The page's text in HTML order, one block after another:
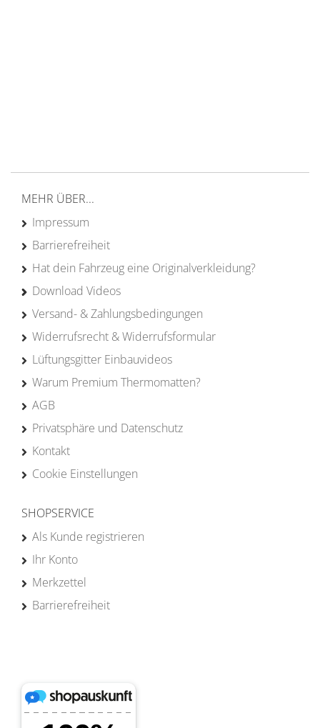
MEHR ÜBER...
Impressum
Barrierefreiheit
Hat dein Fahrzeug eine Originalverkleidung?
Download Videos
Versand- & Zahlungsbedingungen
Widerrufsrecht & Widerrufsformular
Lüftungsgitter Einbauvideos
Warum Premium Thermomatten?
AGB
Privatsphäre und Datenschutz
Kontakt
Cookie Einstellungen
SHOPSERVICE
Als Kunde registrieren
Ihr Konto
Merkzettel
Barrierefreiheit